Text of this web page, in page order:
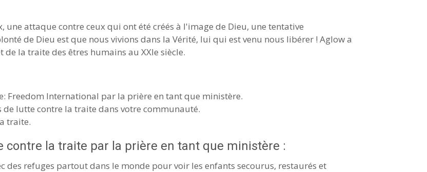
attaque contre ceux qui ont été créés à l'image de Dieu, une tentative
de Dieu est que nous vivions dans la Vérité, lui qui est venu nous libérer ! Aglow a
la traite des êtres humains au XXIe siècle.
Freedom International par la prière en tant que ministère.
de lutte contre la traite dans votre communauté.
traite.
contre la traite par la prière en tant que ministère :
des refuges partout dans le monde pour voir les enfants secourus, restaurés et